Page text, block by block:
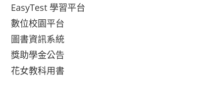
EasyTest 學習平台
數位校園平台
圖書資訊系統
獎助學金公告
花女教科用書